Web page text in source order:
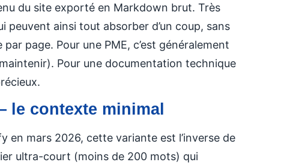
du site exporté en Markdown brut. Très
peuvent ainsi tout absorber d’un coup, sans
page. Pour une PME, c’est généralement
Pour une documentation technique
le contexte minimal
en mars 2026, cette variante est l’inverse de
ultra-court (moins de 200 mots) qui